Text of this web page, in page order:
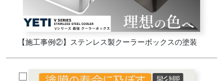
【施工事例②】ステンレス製クーラーボックスの塗装